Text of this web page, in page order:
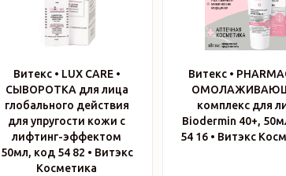
Витекс • LUX CARE •
СЫВОРОТКА для лица
глобального действия
для упругости кожи с
лифтинг-эффектом
50мл, код 54 82 • Витэкс
Косметика
Витекс •
комплекс для
Biodermin 40+,
54 16 • Витэкс